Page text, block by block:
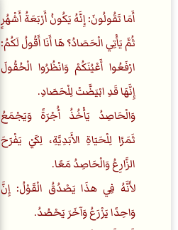
أَمَا تَقُولُونَ: إِنَّهُ يَكُونُ أَرْبَعَةُ أَشْهُرٍ
ثُمَّ يَأْتِي الْحَصَادُ؟ هَا أَنَا أَقُولُ لَكُمُ:
ارْفَعُوا أَعْيُنَكُمْ وَانْظُرُوا الْحُقُولَ
إِنَّهَا قَدِ ابْيَضَّتْ لِلْحَصَادِ.
وَالْحَاصِدُ يَأْخُذُ أُجْرَةً وَيَجْمَعُ
ثَمَرًا لِلْحَيَاةِ الأَبَدِيَّةِ، لِكَيْ يَفْرَحَ
الزَّارِعُ وَالْحَاصِدُ مَعًا.
لأَنَّهُ فِي هذَا يَصْدُقُ الْقَوْلُ: إِنَّ
وَاحِدًا يَزْرَعُ وَآخَرَ يَحْصُدُ.